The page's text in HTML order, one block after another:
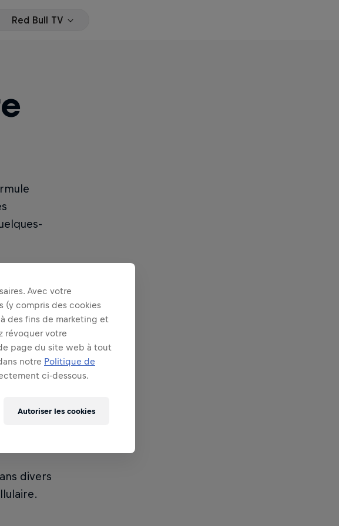
taurine,
fatigue
le
divers
Avec votre
(y compris des cookies
des fins de marketing et
révoquer votre
page du site web à tout
notre Politique de
ci-dessous.
Autoriser les cookies